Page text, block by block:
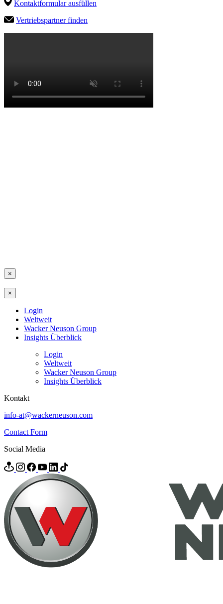
Kontaktformular ausfüllen
Vertriebspartner finden
×
×
Login
Weltweit
Wacker Neuson Group
Insights Überblick
Login
Weltweit
Wacker Neuson Group
Insights Überblick
Kontakt
info-at@wackerneuson.com
Contact Form
Social Media